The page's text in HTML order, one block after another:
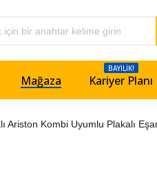
Mağaza Kariyer Planı
BAYILIK!
Ariston Kombi Uyumlu Plakalı